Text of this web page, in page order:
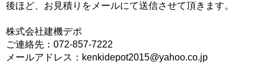
後ほど、お見積りをメールにて送信させて頂きます。
株式会社建機デポ
ご連絡先：072-857-7222
メールアドレス：kenkidepot2015@yahoo.co.jp